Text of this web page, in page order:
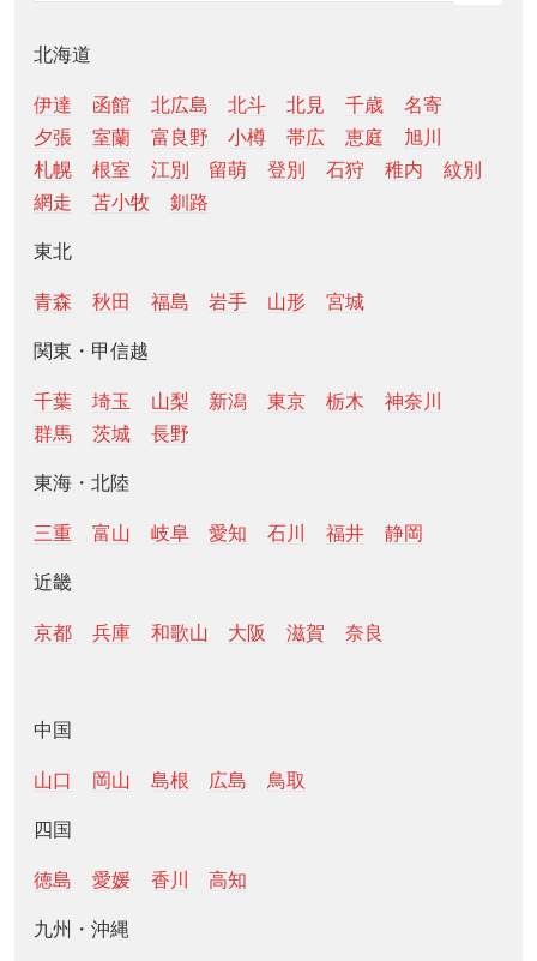
北海道
伊達 函館 北広島 北斗 北見 千歳
名寄
夕張
室蘭 富良野 小樽 帯広 恵庭
旭川
札幌
根室 江別 留萌 登別 石狩 稚内
紋別
網走
苫小牧 釧路
東北
青森 秋田 福島 岩手 山形 宮城
関東・甲信越
千葉 埼玉 山梨 新潟 東京 栃木
神奈川
群馬
茨城 長野
東海・北陸
三重 富山 岐阜 愛知 石川 福井 静岡
近畿
京都 兵庫 和歌山 大阪 滋賀 奈良
中国
山口 岡山 島根 広島 鳥取
四国
徳島 愛媛 香川 高知
九州・沖縄